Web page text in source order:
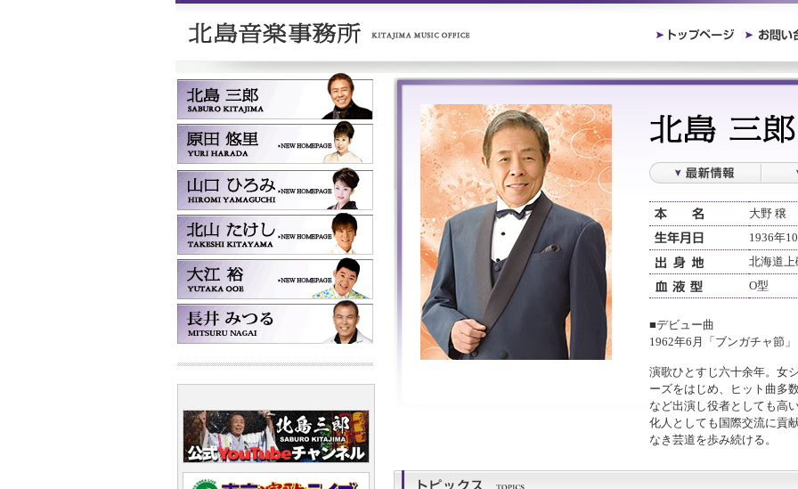
大野 穣
1936年
北海道
O型
■デビュー曲
1962年6月「ブンガチャ節」
演歌ひとすじ六十余年。女
ーズをはじめ、ヒット曲多
など出演し役者としても高
化人としても国際交流に貢
なき芸道を歩み続ける。